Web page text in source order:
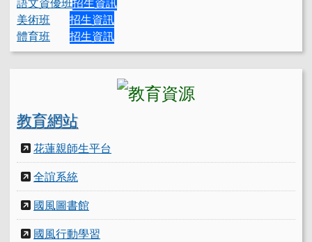
美術班
招生資訊
體育班
招生資訊
教育網站
花蓮親師生平台
全誼系統
國風圖書館
國風行動學習